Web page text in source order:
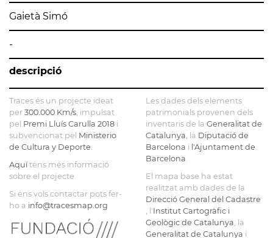
Gaietà Simó
-
descripció
Traces és un projecte ideat
per 300.000 Km/s , impulsat
pel Premi Lluís Carulla 2018 i
subvencionat pel Ministerio
de Cultura y Deporte
Aquítens més informació
sobre el projecte
Si ens vols contactar pots fer-
ho a info@tracesmap.org
Les dades dels elements
patrimonials provenen dels
inventaris de la Generalitat de
Catalunya , la Diputació de
Barcelona i l'Ajuntament de
Barcelona
El mapa base ha estat
realitzat amb dades de la
Direcció General del Cadastre
, l'Institut Cartogràfic i
Geològic de Catalunya , la
Generalitat de Catalunya i